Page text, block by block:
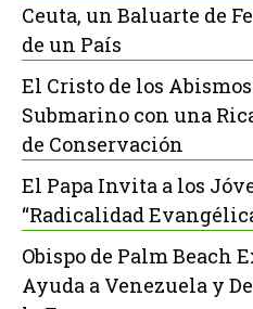
Ceuta, un Baluarte de
de un País
El Cristo de los
Submarino con una
de Conservación
El Papa Invita a los
“Radicalidad
Obispo de Palm Beach
Ayuda a Venezuela y